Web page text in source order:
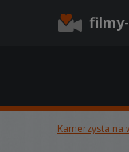
filmy
Kamerzysta na